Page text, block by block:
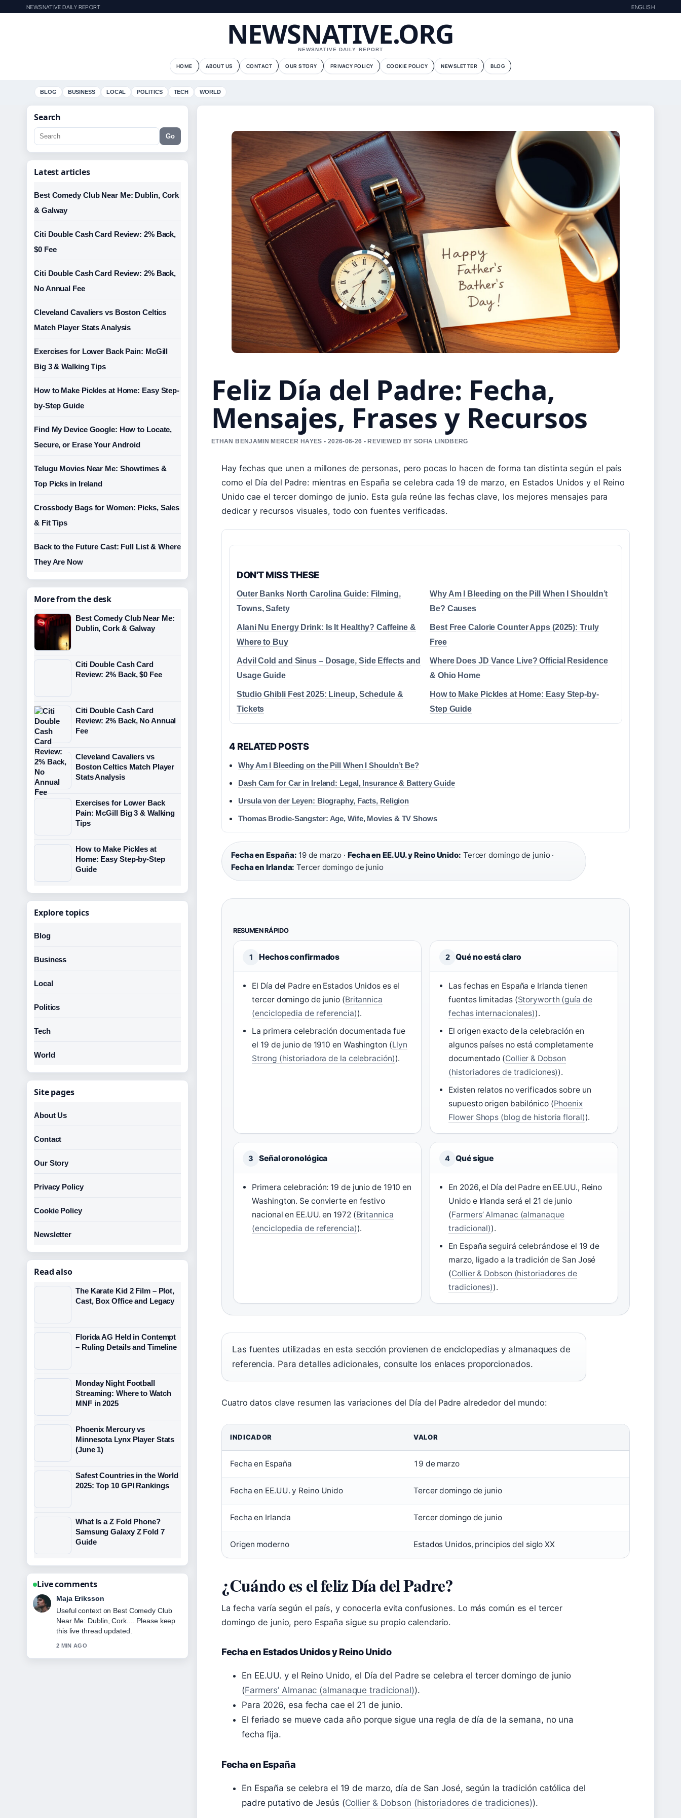
NEWSNATIVE DAILY REPORT ENGLISH
NEWSNATIVE.ORG
NEWSNATIVE DAILY REPORT
HOME ABOUT US CONTACT OUR STORY PRIVACY POLICY COOKIE POLICY NEWSLETTER BLOG
BLOG BUSINESS LOCAL POLITICS TECH WORLD
Feliz Día del Padre: Fecha,
Mensajes, Frases y Recursos
ETHAN BENJAMIN MERCER HAYES • 2026-06-26 • REVIEWED BY SOFIA LINDBERG
Hay fechas que unen a millones de personas, pero pocas lo hacen de forma tan distinta según el país
como el Día del Padre: mientras en España se celebra cada 19 de marzo, en Estados Unidos y el Reino
Unido cae el tercer domingo de junio. Esta guía reúne las fechas clave, los mejores mensajes para
dedicar y recursos visuales, todo con fuentes verificadas.
DON'T MISS THESE
Outer Banks North Carolina Guide: Filming,
Towns, Safety
Why Am I Bleeding on the Pill When I Shouldn’t
Be? Causes
Alani Nu Energy Drink: Is It Healthy? Caffeine &
Where to Buy
Best Free Calorie Counter Apps (2025): Truly
Free
Advil Cold and Sinus – Dosage, Side Effects and
Usage Guide
Where Does JD Vance Live? Official Residence
& Ohio Home
Studio Ghibli Fest 2025: Lineup, Schedule &
Tickets
How to Make Pickles at Home: Easy Step-by-
Step Guide
4 RELATED POSTS
Why Am I Bleeding on the Pill When I Shouldn’t Be?
Dash Cam for Car in Ireland: Legal, Insurance & Battery Guide
Ursula von der Leyen: Biography, Facts, Religion
Thomas Brodie-Sangster: Age, Wife, Movies & TV Shows
Fecha en España: 19 de marzo · Fecha en EE.UU. y Reino Unido: Tercer domingo de junio ·
Fecha en Irlanda: Tercer domingo de junio
RESUMEN RÁPIDO
1 Hechos confirmados
El Día del Padre en Estados Unidos es el
tercer domingo de junio (Britannica
(enciclopedia de referencia)).
La primera celebración documentada fue
el 19 de junio de 1910 en Washington (Llyn
Strong (historiadora de la celebración)).
2 Qué no está claro
Las fechas en España e Irlanda tienen
fuentes limitadas (Storyworth (guía de
fechas internacionales)).
El origen exacto de la celebración en
algunos países no está completamente
documentado (Collier & Dobson
(historiadores de tradiciones)).
Existen relatos no verificados sobre un
supuesto origen babilónico (Phoenix
Flower Shops (blog de historia floral)).
3 Señal cronológica
Primera celebración: 19 de junio de 1910 en
Washington. Se convierte en festivo
nacional en EE.UU. en 1972 (Britannica
(enciclopedia de referencia)).
4 Qué sigue
En 2026, el Día del Padre en EE.UU., Reino
Unido e Irlanda será el 21 de junio
(Farmers’ Almanac (almanaque
tradicional)).
En España seguirá celebrándose el 19 de
marzo, ligado a la tradición de San José
(Collier & Dobson (historiadores de
tradiciones)).
Las fuentes utilizadas en esta sección provienen de enciclopedias y almanaques de
referencia. Para detalles adicionales, consulte los enlaces proporcionados.
Cuatro datos clave resumen las variaciones del Día del Padre alrededor del mundo:
INDICADOR VALOR
Fecha en España 19 de marzo
Fecha en EE.UU. y Reino Unido Tercer domingo de junio
Fecha en Irlanda Tercer domingo de junio
Origen moderno Estados Unidos, principios del siglo XX
¿Cuándo es el feliz Día del Padre?
La fecha varía según el país, y conocerla evita confusiones. Lo más común es el tercer
domingo de junio, pero España sigue su propio calendario.
Fecha en Estados Unidos y Reino Unido
En EE.UU. y el Reino Unido, el Día del Padre se celebra el tercer domingo de junio
(Farmers’ Almanac (almanaque tradicional)).
Para 2026, esa fecha cae el 21 de junio.
El feriado se mueve cada año porque sigue una regla de día de la semana, no una
fecha fija.
Fecha en España
En España se celebra el 19 de marzo, día de San José, según la tradición católica del
padre putativo de Jesús (Collier & Dobson (historiadores de tradiciones)).
Search
Go
Latest articles
Best Comedy Club Near Me: Dublin, Cork
& Galway
Citi Double Cash Card Review: 2% Back,
$0 Fee
Citi Double Cash Card Review: 2% Back,
No Annual Fee
Cleveland Cavaliers vs Boston Celtics
Match Player Stats Analysis
Exercises for Lower Back Pain: McGill
Big 3 & Walking Tips
How to Make Pickles at Home: Easy Step-
by-Step Guide
Find My Device Google: How to Locate,
Secure, or Erase Your Android
Telugu Movies Near Me: Showtimes &
Top Picks in Ireland
Crossbody Bags for Women: Picks, Sales
& Fit Tips
Back to the Future Cast: Full List & Where
They Are Now
More from the desk
Best Comedy Club Near Me:
Dublin, Cork & Galway
Citi Double Cash Card
Review: 2% Back, $0 Fee
Citi Double Cash Card
Review: 2% Back, No Annual
Fee
Cleveland Cavaliers vs
Boston Celtics Match Player
Stats Analysis
Exercises for Lower Back
Pain: McGill Big 3 & Walking
Tips
How to Make Pickles at
Home: Easy Step-by-Step
Guide
Explore topics
Blog
Business
Local
Politics
Tech
World
Site pages
About Us
Contact
Our Story
Privacy Policy
Cookie Policy
Newsletter
Read also
The Karate Kid 2 Film – Plot,
Cast, Box Office and Legacy
Florida AG Held in Contempt
– Ruling Details and Timeline
Monday Night Football
Streaming: Where to Watch
MNF in 2025
Phoenix Mercury vs
Minnesota Lynx Player Stats
(June 1)
Safest Countries in the World
2025: Top 10 GPI Rankings
What Is a Z Fold Phone?
Samsung Galaxy Z Fold 7
Guide
Live comments
Noah Bennett
The reporting on Citi Double Cash Card
Review: 2% Back,... feels solid and very
easy to follow.
4 MIN AGO